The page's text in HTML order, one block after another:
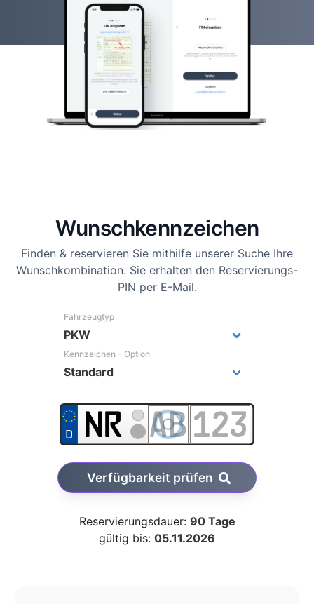
Wunsch­kennzeichen
Finden & reservieren Sie mithilfe unserer Suche Ihre
Wunschkombination. Sie erhalten den Reservierungs-
PIN per E-Mail.
Fahrzeugtyp
Kennzeichen - Option
Verfügbarkeit prüfen
Reservierungsdauer: 90 Tage
gültig bis: 05.11.2026